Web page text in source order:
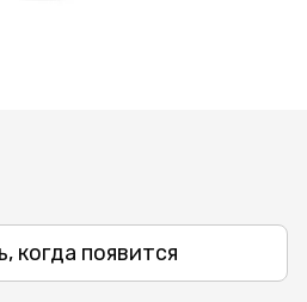
когда появится